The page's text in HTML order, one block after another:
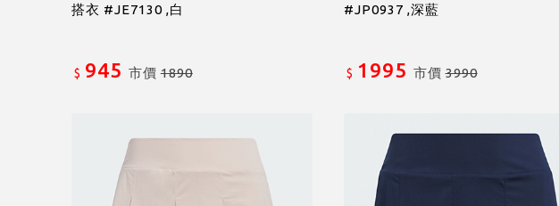
搭衣 #JE7130 ,白
$ 945 市價1890
#JP0937 ,深藍
$ 1995 市價3990